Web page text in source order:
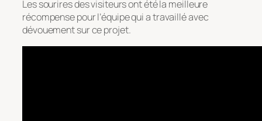
Les sourires des visiteurs ont été la meilleure
récompense pour l’équipe qui a travaillé avec
dévouement sur ce projet.